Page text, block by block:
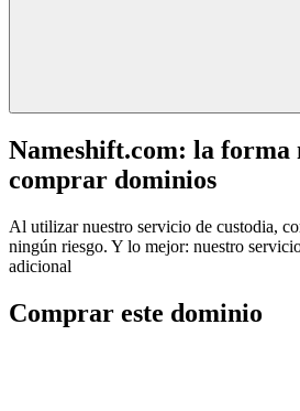
Nameshift.com: la forma
comprar dominios
Al utilizar nuestro servicio de custodia,
ningún riesgo. Y lo mejor: nuestro
adicional
Comprar este dominio